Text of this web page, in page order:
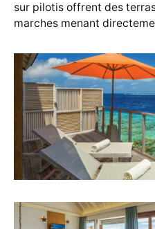
sur pilotis offrent des
marches menant